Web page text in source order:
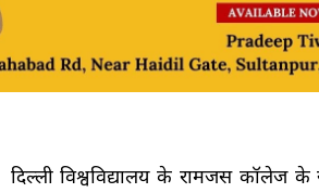
दिल्ली विश्वविद्यालय के रामजस कॉलेज